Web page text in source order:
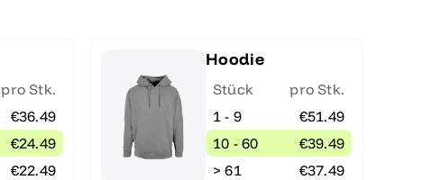
pro Stk.
€36.49
€24.49
€22.49
Hoodie
Stück
pro Stk.
1 - 9
€51.49
10 - 60
€39.49
> 61
€37.49